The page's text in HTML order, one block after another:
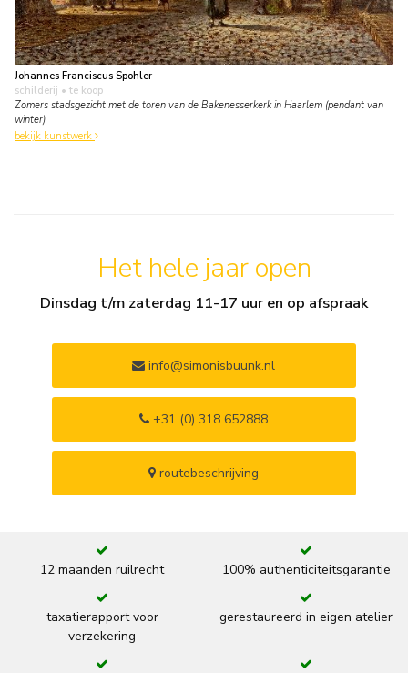
Johannes Franciscus Spohler
schilderij • te koop
Zomers stadsgezicht met de toren van de Bakenesserkerk in Haarlem (pendant van
winter)
bekijk kunstwerk
Het hele jaar open
Dinsdag t/m zaterdag 11-17 uur en op afspraak
info@simonisbuunk.nl
+31 (0) 318 652888
routebeschrijving
12 maanden ruilrecht 100% authenticiteitsgarantie
taxatierapport voor
verzekering
gerestaureerd in eigen atelier